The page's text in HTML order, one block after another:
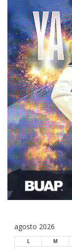
agosto 2026
L M